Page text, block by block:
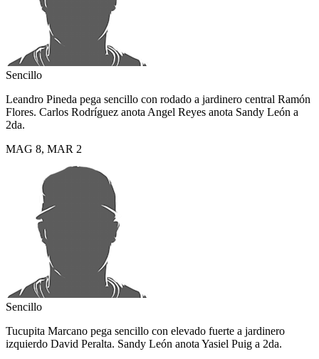
Sencillo
Leandro Pineda pega sencillo con rodado a jardinero central Ramón
Flores. Carlos Rodríguez anota Angel Reyes anota Sandy León a
2da.
MAG 8, MAR 2
Sencillo
Tucupita Marcano pega sencillo con elevado fuerte a jardinero
izquierdo David Peralta. Sandy León anota Yasiel Puig a 2da.